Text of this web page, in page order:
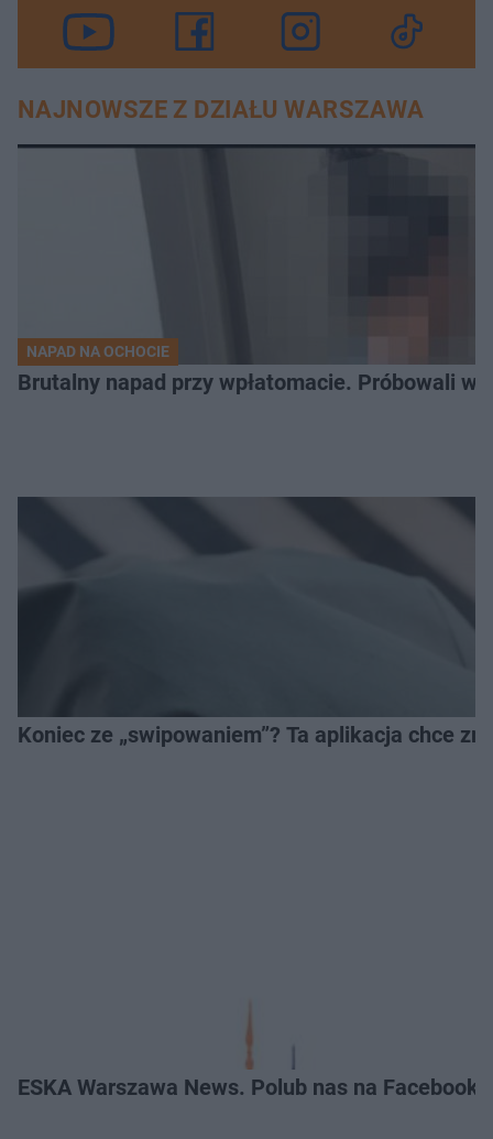
NAJNOWSZE Z DZIAŁU WARSZAWA
NAPAD NA OCHOCIE
Brutalny napad przy wpłatomacie. Próbowali
Koniec ze „swipowaniem”? Ta aplikacja chce
ESKA Warszawa News. Polub nas na